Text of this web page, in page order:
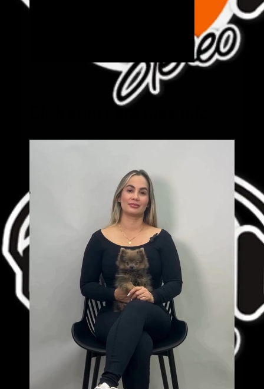
Cick aquí para mas info